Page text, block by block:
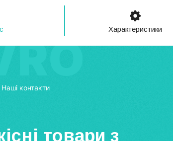
Характеристики
Наші контакти
товари з